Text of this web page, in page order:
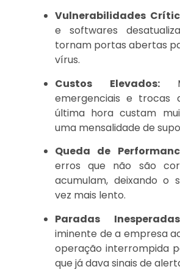
Vulnerabilidades
e softwares
tornam portas abertas
vírus.
Custos Elevados:
emergenciais e trocas
última hora custam
uma mensalidade de
Queda de
erros que não são
acumulam, deixando o
vez mais lento.
Paradas
iminente de a empresa
operação interrompida
que já dava sinais de